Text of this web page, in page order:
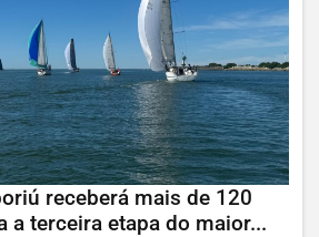
receberá mais de 120
a terceira etapa do maior...